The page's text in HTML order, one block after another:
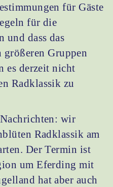
für Gäste
für die
und dass das
größeren Gruppen
es derzeit nicht
Radklassik zu
wir
Radklassik am
Der Termin ist
um Eferding mit
hat aber auch